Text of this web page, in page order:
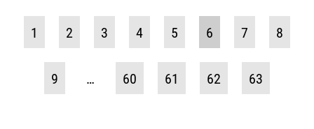
1 2 3 4 5 6 7 8
9 … 60 61 62 63